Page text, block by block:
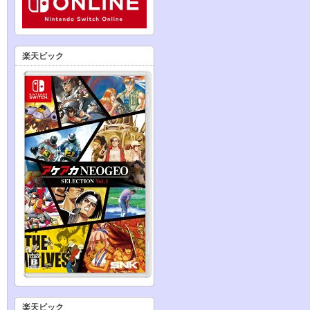
楽天ビック
楽天ビック